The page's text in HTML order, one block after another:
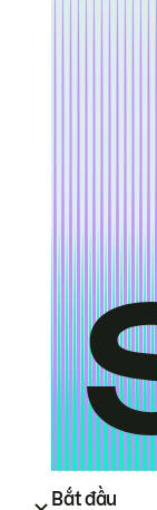
Bắt đầu